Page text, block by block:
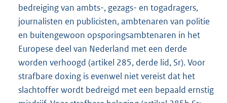
bedreiging van ambts-, gezags- en togadragers,
journalisten en publicisten, ambtenaren van politie
en buitengewoon opsporingsambtenaren in het
Europese deel van Nederland met een derde
worden verhoogd (artikel 285, derde lid, Sr). Voor
strafbare doxing is evenwel niet vereist dat het
slachtoffer wordt bedreigd met een bepaald ernstig